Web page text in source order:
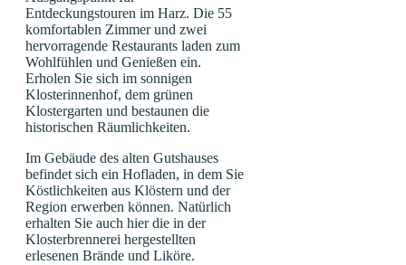
Entdeckungstouren im Harz. Die 55
komfortablen Zimmer und zwei
hervorragende Restaurants laden zum
Wohlfühlen und Genießen ein.
Erholen Sie sich im sonnigen
Klosterinnenhof, dem grünen
Klostergarten und bestaunen die
historischen Räumlichkeiten.
Im Gebäude des alten Gutshauses
befindet sich ein Hofladen, in dem Sie
Köstlichkeiten aus Klöstern und der
Region erwerben können. Natürlich
erhalten Sie auch hier die in der
Klosterbrennerei hergestellten
erlesenen Brände und Liköre.